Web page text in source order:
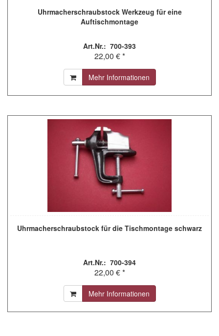
Uhrmacherschraubstock Werkzeug für eine
Auftischmontage
Art.Nr.: 700-393
22,00 € *
Mehr Informationen
Uhrmacherschraubstock für die Tischmontage schwarz
Art.Nr.: 700-394
22,00 € *
Mehr Informationen